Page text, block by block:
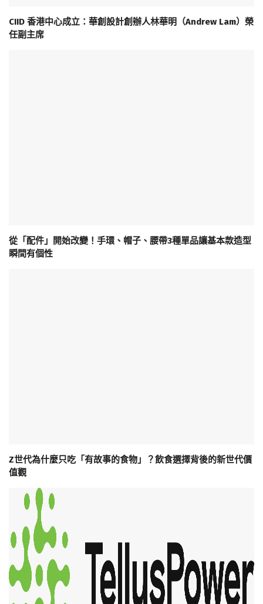
CIID 香港中心成立：華創設計創辦人林華明（Andrew Lam）榮
任副主席
從「配件」開始改變！手環、帽子、腰帶3種單品讓基本款造型
瞬間有個性
Z世代為什麼只吃「有故事的食物」？飲食選擇背後的新世代價
值觀